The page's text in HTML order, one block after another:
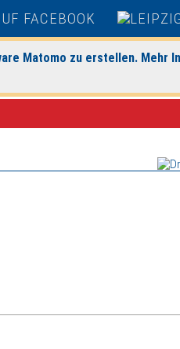
Matomo zu erstellen. Mehr